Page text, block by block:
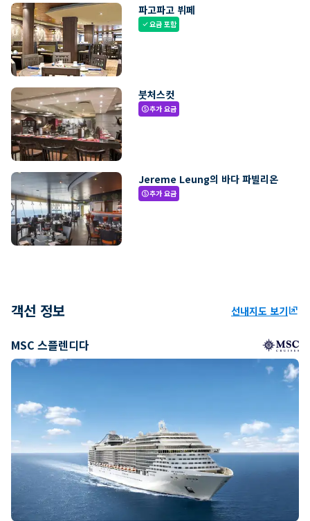
파고파고 뷔페
check요금 포함
붓처스컷
paid추가 요금
Jereme Leung의 바다 파빌리온
paid추가 요금
객선 정보 선내지도 보기ungroup
MSC 스플렌디다